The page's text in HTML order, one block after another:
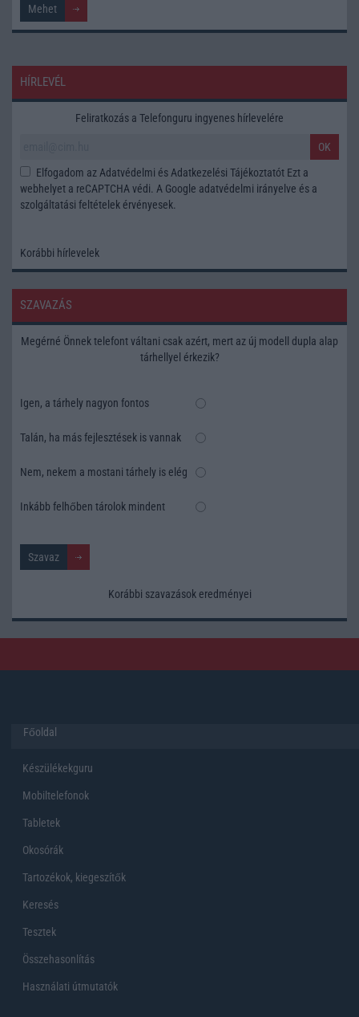
HÍRLEVÉL
Feliratkozás a Telefonguru ingyenes hírlevelére
OK
Elfogadom az Adatvédelmi és Adatkezelési Tájékoztatót Ezt a
webhelyet a reCAPTCHA védi. A Google adatvédelmi irányelve és a
szolgáltatási feltételek érvényesek.
Korábbi hírlevelek
SZAVAZÁS
Megérné Önnek telefont váltani csak azért, mert az új modell dupla alap
tárhellyel érkezik?
Igen, a tárhely nagyon fontos
Talán, ha más fejlesztések is vannak
Nem, nekem a mostani tárhely is elég
Inkább felhőben tárolok mindent
Korábbi szavazások eredményei
Főoldal
Készülékekguru
Mobiltelefonok
Tabletek
Okosórák
Tartozékok, kiegeszítők
Keresés
Tesztek
Összehasonlítás
Használati útmutatók